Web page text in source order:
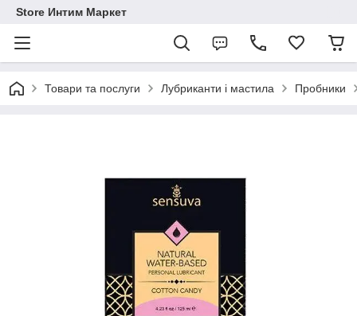
Store Интим Маркет
Товари та послуги Лубриканти і мастила Пробники